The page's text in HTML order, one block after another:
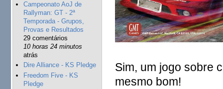
Campeonato AoJ de
Rallyman: GT - 2ª
Temporada - Grupos,
Provas e Resultados
29 comentários
10 horas 24 minutos
atrás
Dire Alliance - KS Pledge
Freedom Five - KS
Pledge
Sim, um jogo sobre
mesmo bom!